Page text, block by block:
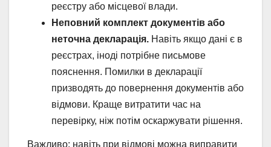
реєстру або місцевої влади.
Неповний комплект документів або
неточна декларація. Навіть якщо дані є в
реєстрах, іноді потрібне письмове
пояснення. Помилки в декларації
призводять до повернення документів або
відмови. Краще витратити час на
перевірку, ніж потім оскаржувати рішення.
Важливо: навіть при відмові можна виправити